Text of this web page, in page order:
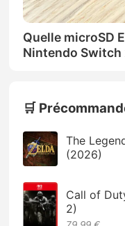
Quelle microSD
Nintendo Switch
🛒
The
(2026)
Call of
2)